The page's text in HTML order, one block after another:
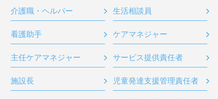
介護職・ヘルパー 生活相談員
看護助手 ケアマネジャー
主任ケアマネジャー サービス提供責任者
施設長 児童発達支援管理責任者